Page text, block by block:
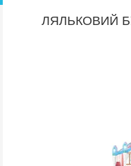
ЛЯЛЬКОВИЙ